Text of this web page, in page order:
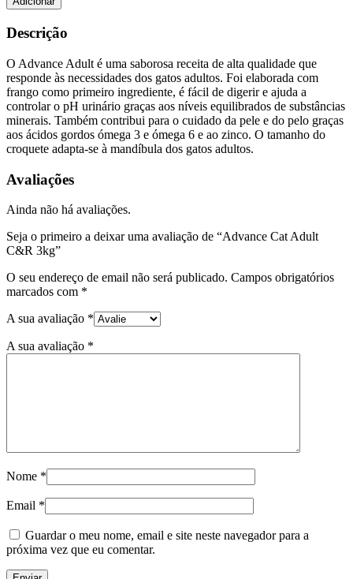
Cat
Adult
C&R
Descrição
O Advance Adult é uma saborosa receita de alta qualidade que
responde às necessidades dos gatos adultos. Foi elaborada com
frango como primeiro ingrediente, é fácil de digerir e ajuda a
controlar o pH urinário graças aos níveis equilibrados de substâncias
minerais. Também contribui para o cuidado da pele e do pelo graças
aos ácidos gordos ómega 3 e ómega 6 e ao zinco. O tamanho do
croquete adapta-se à mandíbula dos gatos adultos.
Avaliações
Ainda não há avaliações.
Seja o primeiro a deixar uma avaliação de “Advance Cat Adult
C&R 3kg”
O seu endereço de email não será publicado. Campos obrigatórios
marcados com *
A sua avaliação *
A sua avaliação *
Nome *
Email *
Guardar o meu nome, email e site neste navegador para a
próxima vez que eu comentar.